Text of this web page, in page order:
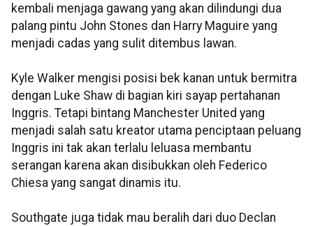
kembali menjaga gawang yang akan dilindungi dua
palang pintu John Stones dan Harry Maguire yang
menjadi cadas yang sulit ditembus lawan.
Kyle Walker mengisi posisi bek kanan untuk bermitra
dengan Luke Shaw di bagian kiri sayap pertahanan
Inggris. Tetapi bintang Manchester United yang
menjadi salah satu kreator utama penciptaan peluang
Inggris ini tak akan terlalu leluasa membantu
serangan karena akan disibukkan oleh Federico
Chiesa yang sangat dinamis itu.
Southgate juga tidak mau beralih dari duo Declan